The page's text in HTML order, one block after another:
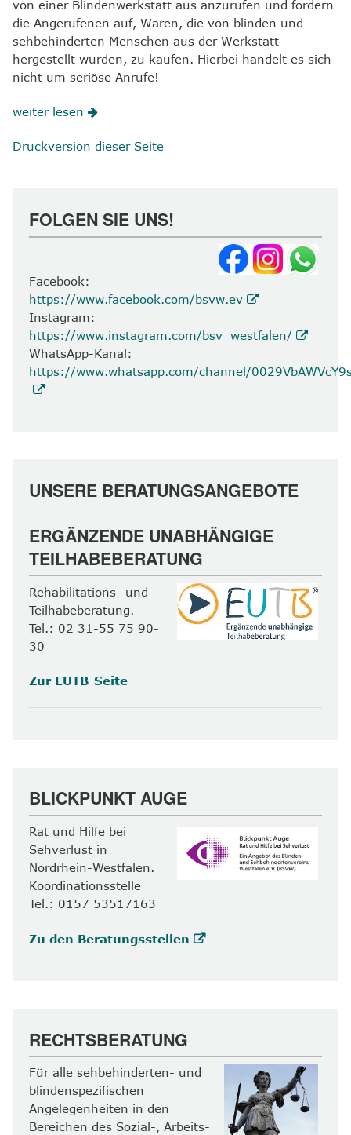
von einer Blindenwerkstatt aus anzurufen und fordern
die Angerufenen auf, Waren, die von blinden und
sehbehinderten Menschen aus der Werkstatt
hergestellt wurden, zu kaufen. Hierbei handelt es sich
nicht um seriöse Anrufe!
weiter lesen
Druckversion dieser Seite
FOLGEN SIE UNS!
Facebook:
https://www.facebook.com/bsvw.ev
Instagram:
https://www.instagram.com/bsv_westfalen/
WhatsApp-Kanal:
https://www.whatsapp.com/channel/
UNSERE BERATUNGSANGEBOTE
ERGÄNZENDE UNABHÄNGIGE
TEILHABEBERATUNG
Rehabilitations- und
Teilhabeberatung.
Tel.: 02 31-55 75 90-
30
Zur EUTB-Seite
BLICKPUNKT AUGE
Rat und Hilfe bei
Sehverlust in
Nordrhein-Westfalen.
Koordinationsstelle
Tel.: 0157 53517163
Zu den Beratungsstellen
RECHTSBERATUNG
Für alle sehbehinderten- und
blindenspezifischen
Angelegenheiten in den
Bereichen des Sozial-, Arbeits-